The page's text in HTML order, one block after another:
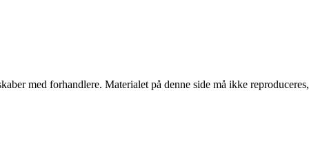
med forhandlere. Materialet på denne side må ikke reproduceres,